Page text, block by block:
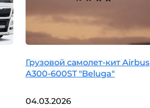
Грузовой самолет-кит Airbus
A300-600ST "Beluga"
04.03.2026